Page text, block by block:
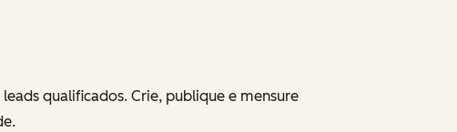
qualificados. Crie, publique e mensure